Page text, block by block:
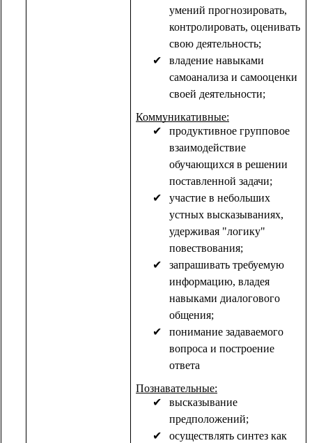
умений прогнозировать,
контролировать, оценивать
свою деятельность;
владение навыками
самоанализа и самооценки
своей деятельности;
Коммуникативные:
продуктивное групповое
взаимодействие
обучающихся в решении
поставленной задачи;
участие в небольших
устных высказываниях,
удерживая "логику"
повествования;
запрашивать требуемую
информацию, владея
навыками диалогового
общения;
понимание задаваемого
вопроса и построение
ответа
Познавательные:
высказывание
предположений;
осуществлять синтез как